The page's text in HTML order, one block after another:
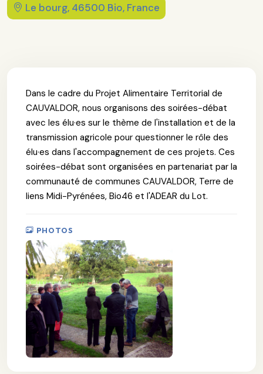
Le bourg, 46500 Bio, France
Dans le cadre du Projet Alimentaire Territorial de
CAUVALDOR, nous organisons des soirées-débat
avec les élu·es sur le thème de l'installation et de la
transmission agricole pour questionner le rôle des
élu·es dans l'accompagnement de ces projets. Ces
soirées-débat sont organisées en partenariat par la
communauté de communes CAUVALDOR, Terre de
liens Midi-Pyrénées, Bio46 et l'ADEAR du Lot.
PHOTOS